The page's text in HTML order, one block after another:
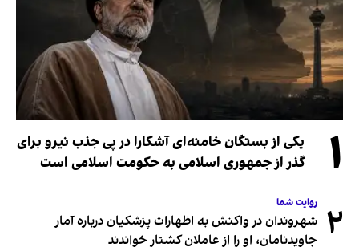
۱
یکی از بستگان خامنه‌ای آشکارا در پی جذب نیرو برای
گذر از جمهوری اسلامی به حکومت اسلامی است
۲ روایت شما
شهروندان در واکنش به اظهارات پزشکیان درباره آمار
جاویدنامان، او را از عاملان کشتار خواندند